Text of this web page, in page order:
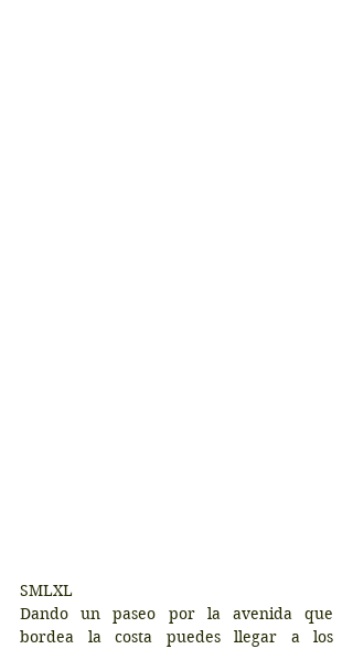
​​SMLXL
Dando un paseo por la avenida que
bordea la costa puedes llegar a los